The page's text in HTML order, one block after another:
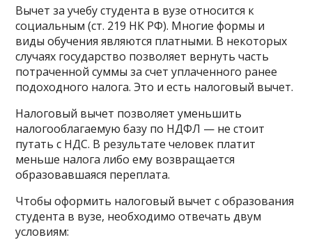
Вычет за учебу студента в вузе относится к
социальным (ст. 219 НК РФ). Многие формы и
виды обучения являются платными. В некоторых
случаях государство позволяет вернуть часть
потраченной суммы за счет уплаченного ранее
подоходного налога. Это и есть налоговый вычет.
Налоговый вычет позволяет уменьшить
налогооблагаемую базу по НДФЛ — не стоит
путать с НДС. В результате человек платит
меньше налога либо ему возвращается
образовавшаяся переплата.
Чтобы оформить налоговый вычет с образования
студента в вузе, необходимо отвечать двум
условиям: